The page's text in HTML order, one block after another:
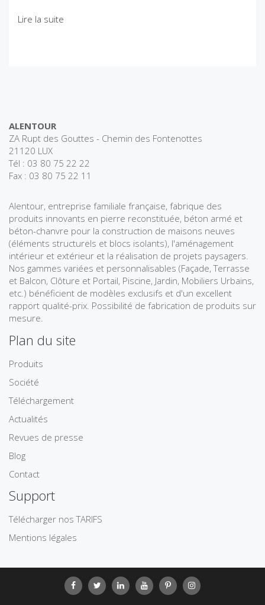
Lire la suite
ALENTOUR
ZA Rupt des Gouttes - Chemin des Fontenottes
21120 LUX
Tél : 03 80 75 22 22
Fax : 03 80 75 22 11
Alentour, entreprise familiale française, fabrique des
produits innovants en pierre reconstituée, béton armé et
béton-chanvre pour la construction de maisons neuves
(éléments structurels et blocs isolants), l'aménagement
intérieur et extérieur et la réalisation de projets paysagers.
Nos gammes variées et personnalisables (Façade, Terrasse
et Balcon, Clôture et Portail, Piscine, Jardin, Mobiliers Urbains,
etc.) bénéficient de modèles exclusifs et d'un excellent
rapport qualité-prix. Possibilité de fabrication de produits sur
mesure.
Plan du site
Produits
Société
Téléchargement
Actualités
Revues de presse
Blog
Contact
Support
Télécharger nos TARIFS
Mentions légales